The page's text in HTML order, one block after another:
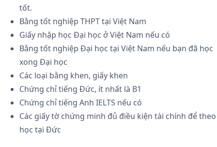
tốt.
Bằng tốt nghiệp THPT tại Việt Nam
Giấy nhập học Đại học ở Việt Nam nếu có
Bằng tốt nghiệp Đại học tại Việt Nam nếu bạn đã học
xong Đại học
Các loại bằng khen, giấy khen
Chứng chỉ tiếng Đức, ít nhất là B1
Chứng chỉ tiếng Anh IELTS nếu có
Các giấy tờ chứng minh đủ điều kiện tài chính để theo
học tại Đức